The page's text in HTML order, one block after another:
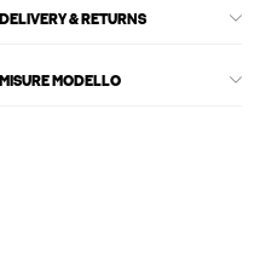
DELIVERY & RETURNS
MISURE MODELLO